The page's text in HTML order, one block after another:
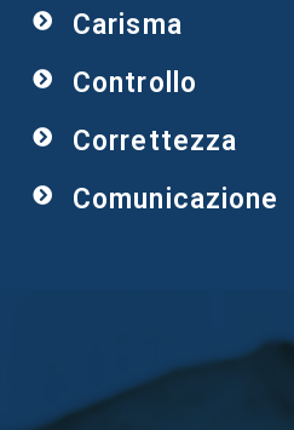
Carisma
Controllo
Correttezza
Comunicazione